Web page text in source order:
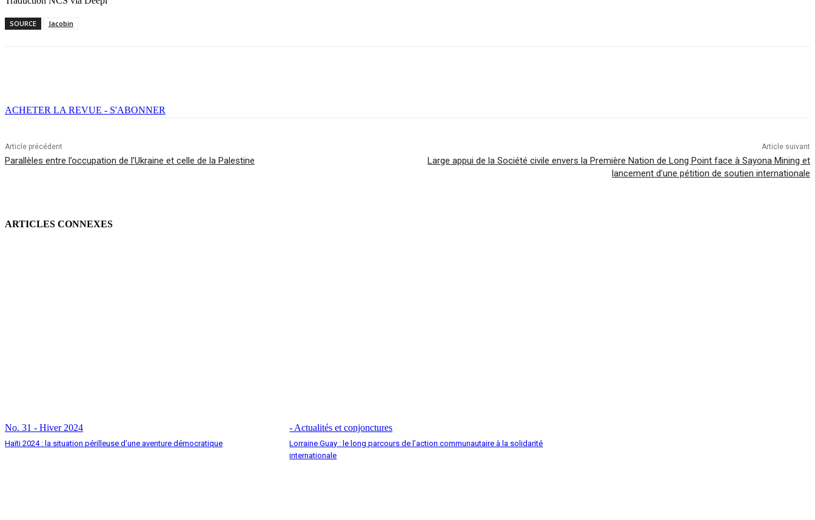
SOURCE Jacobin
ACHETER LA REVUE - S'ABONNER
Article précédent
Parallèles entre l’occupation de l’Ukraine et celle de la Palestine
Article suivant
Large appui de la Société civile envers la Première Nation de Long Point face à Sayona Mining et
lancement d’une pétition de soutien internationale
ARTICLES CONNEXES
No. 31 - Hiver 2024
Haïti 2024 : la situation périlleuse d’une aventure démocratique
- Actualités et conjonctures
Lorraine Guay : le long parcours de l’action communautaire à la solidarité
internationale